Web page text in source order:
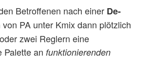
Betroffenen nach einer De-
von PA unter Kmix dann plötzlich
zwei Reglern eine
Palette an funktionierenden